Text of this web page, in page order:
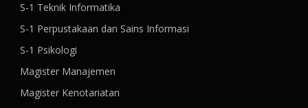
S-1 Teknik Informatika
S-1 Perpustakaan dan Sains Informasi
S-1 Psikologi
Magister Manajemen
Magister Kenotariatan